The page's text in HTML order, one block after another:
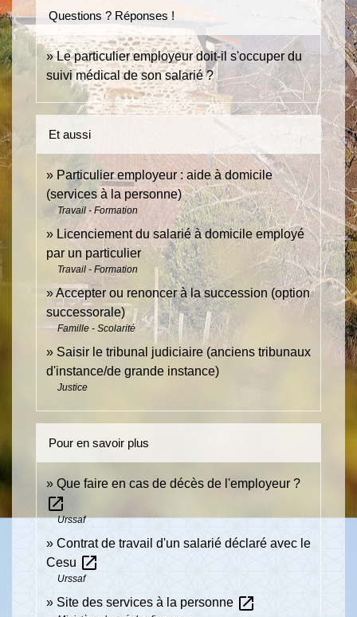
Questions ? Réponses !
Le particulier employeur doit-il s'occuper du
suivi médical de son salarié ?
Et aussi
Particulier employeur : aide à domicile
(services à la personne)
Travail - Formation
Licenciement du salarié à domicile employé
par un particulier
Travail - Formation
Accepter ou renoncer à la succession (option
successorale)
Famille - Scolarité
Saisir le tribunal judiciaire (anciens tribunaux
d'instance/de grande instance)
Justice
Pour en savoir plus
Que faire en cas de décès de l'employeur ?
open_in_new
Urssaf
Contrat de travail d'un salarié déclaré avec le
Cesu open_in_new
Urssaf
Site des services à la personne open_in_new